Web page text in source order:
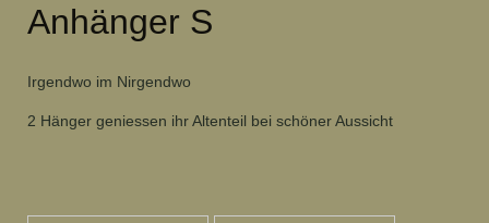
Anhänger S
Irgendwo im Nirgendwo
2 Hänger geniessen ihr Altenteil bei schöner Aussicht